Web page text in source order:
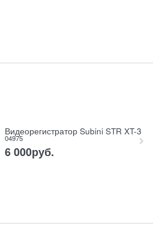
Видеорегистратор Subini STR XT-3
04975
6 000руб.